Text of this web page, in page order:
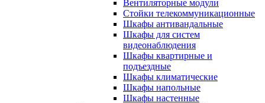
Вентиляторные модули
Стойки телекоммуникационные
Шкафы антивандальные
Шкафы для систем
видеонаблюдения
Шкафы квартирные и
подъездные
Шкафы климатические
Шкафы напольные
Шкафы настенные